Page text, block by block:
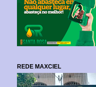
REDE MAXCIEL